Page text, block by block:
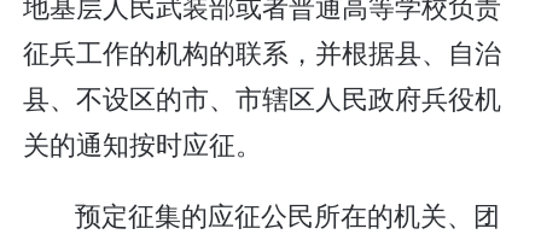
征兵工作的机构的联系，并根据县、自治
县、不设区的市、市辖区人民政府兵役机
关的通知按时应征。
预定征集的应征公民所在的机关、团